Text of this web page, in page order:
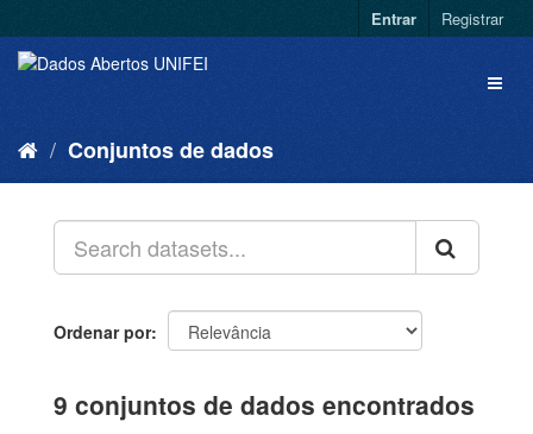
Entrar Registrar
Conjuntos de dados
Ordenar por
9 conjuntos de dados encontrados